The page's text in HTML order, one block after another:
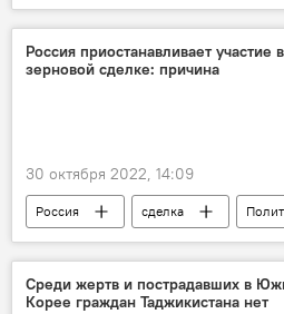
искусство Алматы
Россия приостанавливает участие в
зерновой сделке: причина
30 октября 2022, 14:09
Россия сделка
Киев
хлеб
Среди жертв и пострадавших в
Корее граждан Таджикистана нет